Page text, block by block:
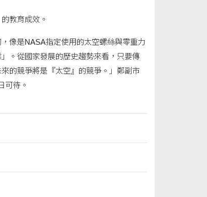
教育成效。
像是NASA指定使用的太空螺絲與零重力
。從國家發展的歷史趨勢來看，只要傳
的競爭將是『太空』的競爭。」鄭副市
可待。